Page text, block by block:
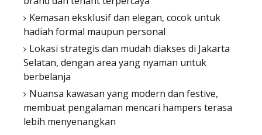
Kemasan eksklusif dan elegan, cocok untuk
hadiah formal maupun personal
Lokasi strategis dan mudah diakses di Jakarta
Selatan, dengan area yang nyaman untuk
berbelanja
Nuansa kawasan yang modern dan festive,
membuat pengalaman mencari hampers terasa
lebih menyenangkan